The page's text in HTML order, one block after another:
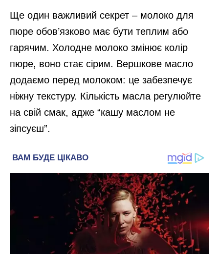
Ще один важливий секрет – молоко для
пюре обов’язково має бути теплим або
гарячим. Холодне молоко змінює колір
пюре, воно стає сірим. Вершкове масло
додаємо перед молоком: це забезпечує
ніжну текстуру. Кількість масла регулюйте
на свій смак, адже “кашу маслом не
зіпсуєш”.